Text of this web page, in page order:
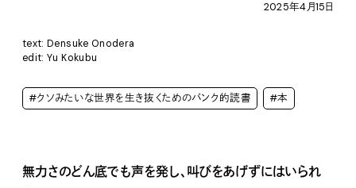
2025年4月15日
text: Densuke Onodera
edit: Yu Kokubu
#クソみたいな世界を生き抜くためのパンク的読書 #本
無力さのどん底でも声を発し、叫びをあげずにはいられ